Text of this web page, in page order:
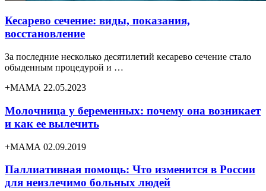
Кесарево сечение: виды, показания,
восстановление
За последние несколько десятилетий кесарево сечение стало
обыденным процедурой и …
+МАМА 22.05.2023
Молочница у беременных: почему она возникает
и как ее вылечить
+МАМА 02.09.2019
Паллиативная помощь: Что изменится в России
для неизлечимо больных людей